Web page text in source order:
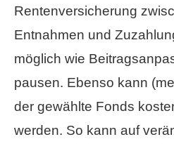
Rentenversicherung
Entnahmen und
möglich wie
pausen. Ebenso kann
der gewählte Fonds
werden. So kann auf